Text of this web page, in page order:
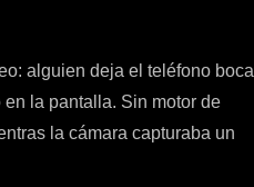
alguien deja el teléfono boca
en la pantalla. Sin motor de
la cámara capturaba un